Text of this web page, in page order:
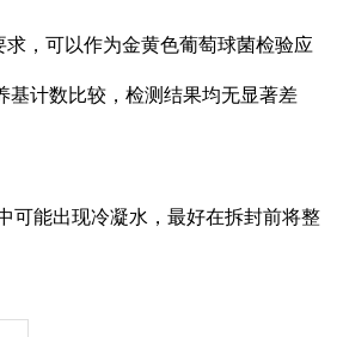
，可以作为金黄色葡萄球菌检验应
基计数比较，检测结果均无显著差
可能出现冷凝水，最好在拆封前将整